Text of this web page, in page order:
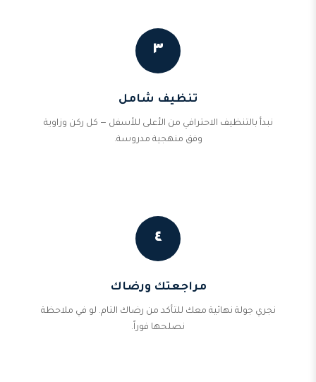
٣
تنظيف شامل
نبدأ بالتنظيف الاحترافي من الأعلى للأسفل — كل ركن وزاوية
وفق منهجية مدروسة.
٤
مراجعتك ورضاك
نجري جولة نهائية معك للتأكد من رضاك التام. لو في ملاحظة
نصلحها فوراً.